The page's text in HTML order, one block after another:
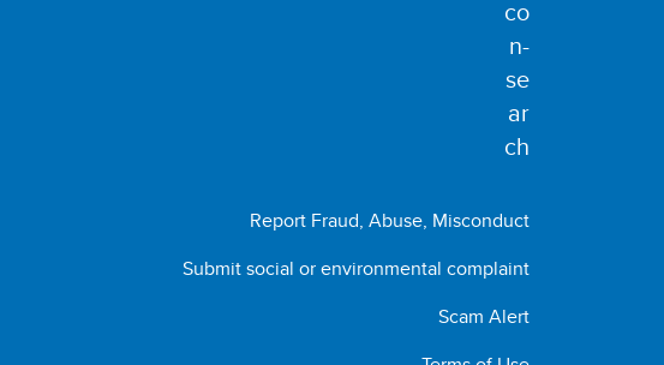
Report Fraud, Abuse, Misconduct
Submit social or environmental complaint
Scam Alert